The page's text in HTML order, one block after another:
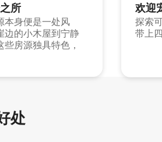
所
本身便是一处风
边的小木屋到宁静
些房源独具特色，
欢迎
探索
带上
处